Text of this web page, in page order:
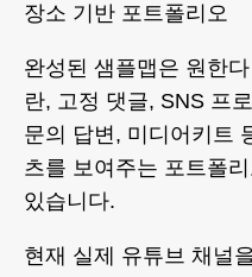
장소 기반 포트폴리오
완성된 샘플맵은 원한
란, 고정 댓글, SNS 프
문의 답변, 미디어키트
츠를 보여주는 포트폴
있습니다.
현재 실제 유튜브 채널